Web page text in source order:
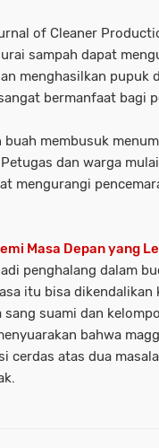
of Cleaner
sampah dapat
menghasilkan pupuk
bermanfaat bagi
buah membusuk
dan warga
mengurangi
Masa Depan yang
penghalang dalam
itu bisa dikendalikan
sang suami dan
bahwa
cerdas atas dua